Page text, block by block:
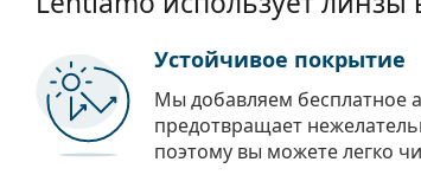
Устойчивое покрытие
Мы добавляем бесплатное
предотвращает
поэтому вы можете легко